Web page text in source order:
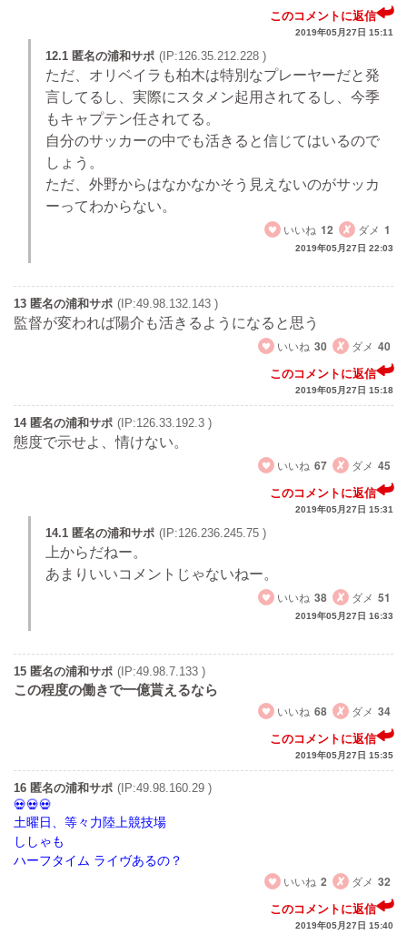
このコメントに返信
2019年05月27日 15:11
12.1 匿名の浦和サポ (IP:126.35.212.228 )
ただ、オリベイラも柏木は特別なプレーヤーだと発
言してるし、実際にスタメン起用されてるし、今季
もキャプテン任されてる。
自分のサッカーの中でも活きると信じてはいるので
しょう。
ただ、外野からはなかなかそう見えないのがサッカ
ーってわからない。
いいね 12 ダメ 1
2019年05月27日 22:03
13 匿名の浦和サポ (IP:49.98.132.143 )
監督が変われば陽介も活きるようになると思う
いいね 30 ダメ 40
このコメントに返信
2019年05月27日 15:18
14 匿名の浦和サポ (IP:126.33.192.3 )
態度で示せよ、情けない。
いいね 67 ダメ 45
このコメントに返信
2019年05月27日 15:31
14.1 匿名の浦和サポ (IP:126.236.245.75 )
上からだねー。
あまりいいコメントじゃないねー。
いいね 38 ダメ 51
2019年05月27日 16:33
15 匿名の浦和サポ (IP:49.98.7.133 )
この程度の働きで一億貰えるなら
いいね 68 ダメ 34
このコメントに返信
2019年05月27日 15:35
16 匿名の浦和サポ (IP:49.98.160.29 )
土曜日、等々力陸上競技場
ししゃも
ハーフタイム ライヴあるの？
いいね 2 ダメ 32
このコメントに返信
2019年05月27日 15:40